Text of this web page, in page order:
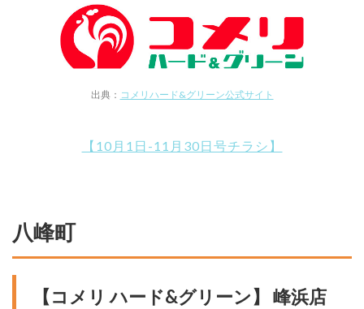
出典： コメリハード&グリーン公式サイト
【10月1日-11月30日号チラシ】
八峰町
【コメリ ハード&グリーン】 峰浜店